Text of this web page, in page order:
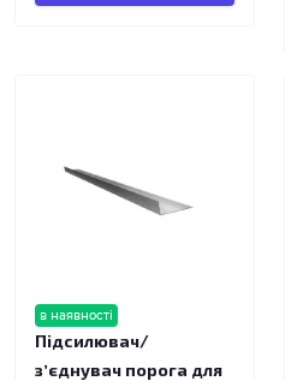
в наявності
Підсилювач/
зʼєднувач порога для